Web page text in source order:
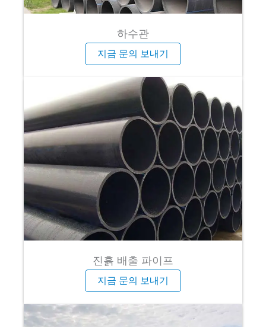
하수관
지금 문의 보내기
진흙 배출 파이프
지금 문의 보내기